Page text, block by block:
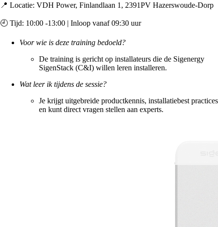
📍 Locatie: VDH Power, Finlandlaan 1, 2391PV Hazerswoude-Dorp
🕘 Tijd: 10:00 -13:00 | Inloop vanaf 09:30 uur
Voor wie is deze training bedoeld?
De training is gericht op installateurs die de Sigenergy
SigenStack (C&I) willen leren installeren.
Wat leer ik tijdens de sessie?
Je krijgt uitgebreide productkennis, installatiebest practices
en kunt direct vragen stellen aan experts.